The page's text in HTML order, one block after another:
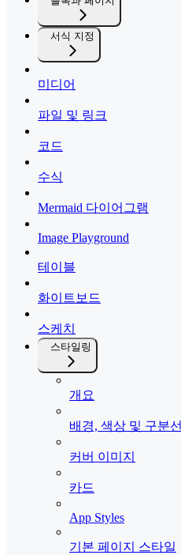
서식 지정
미디어
파일 및 링크
코드
수식
Mermaid 다이어그램
Image Playground
테이블
화이트보드
스케치
스타일링
개요
배경, 색상 및 구분선
커버 이미지
카드
App Styles
기본 페이지 스타일